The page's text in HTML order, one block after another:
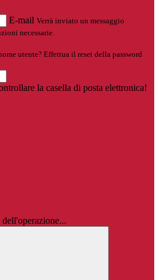
E-mail Verrà inviato un messaggio
necessarie.
utente? Effettua il reset della password
la casella di posta elettronica!